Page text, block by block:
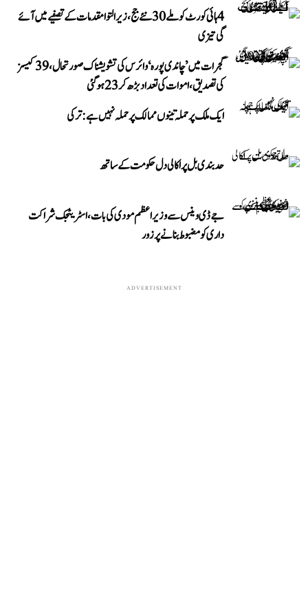
4 ہائی کورٹ کو ملے 30 نئے جج، زیر التوا مقدمات کے تصفیے میں آئے
گی تیزی
گجرات میں ’چاندی پورہ‘ وائرس کی تشویشناک صورتحال، 39 کیسز
کی تصدیق، اموات کی تعداد بڑھ کر 23 ہوگئی
ایک ملک پر حملہ تینوں ممالک پر حملہ نہیں ہے: ترکی
حد بندی بل پر اکالی دل حکومت کے ساتھ
جے ڈی وینس سے وزیر اعظم مودی کی بات، اسٹریٹجک شراکت
داری کو مضبوط بنانے پر زور
ADVERTISEMENT